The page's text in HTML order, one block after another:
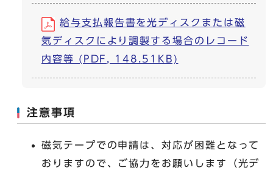
給与支払報告書を光ディスクまたは磁
気ディスクにより調製する場合のレコード
内容等 (PDF, 148.51KB)
注意事項
磁気テープでの申請は、対応が困難となって
おりますので、ご協力をお願いします（光デ